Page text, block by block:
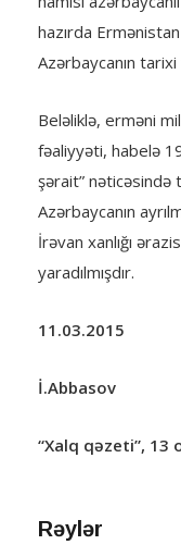
hazırda
Azərbaycanın
Beləliklə, erməni
fəaliyyəti, habelə
şərait”
Azərbaycanın
İrəvan xanlığı
yaradılmışdır.
11.03.2015
İ.Abbasov
“Xalq qəzeti”, 13
Rəylər